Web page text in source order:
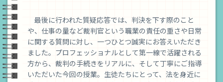
最後に行われた質疑応答では、判決を下す際のこと
や、仕事の量など裁判官という職業の責任の重さや日常
に関する質問に対し、一つひとつ誠実にお答えいただき
ました。プロフェッショナルとして第一線で活躍される
方から、裁判の手続きをリアルに、そして丁寧にご指導
いただいた今回の授業。生徒たちにとって、法を身近に